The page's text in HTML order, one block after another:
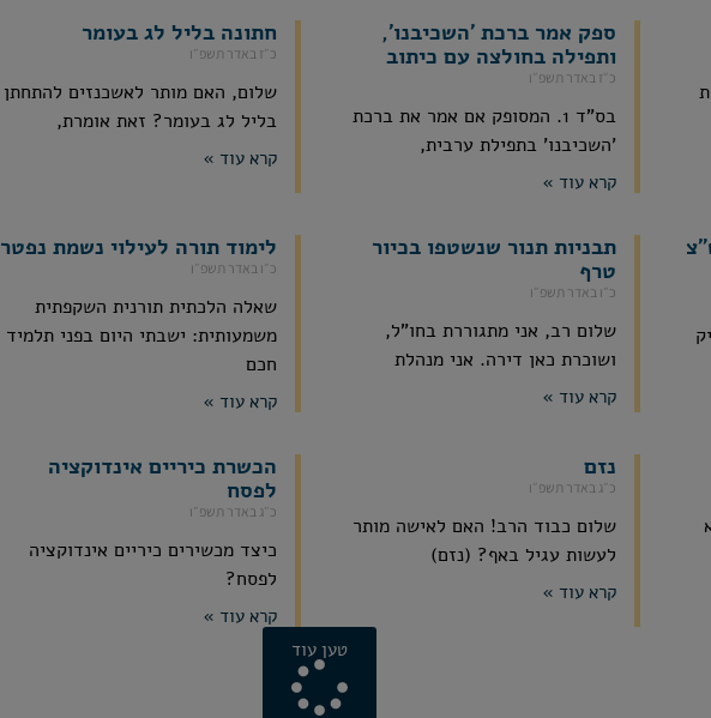
ספק אמר ברכת 'השכיבנו',
ותפילה בחולצה עם כיתוב
כ״ז באדר תשפ״ו
בס"ד 1. המסופק אם אמר את ברכת
'השכיבנו' בתפילת ערבית,
קרא עוד »
חתונה בליל לג בעומר
כ״ז באדר תשפ״ו
שלום, האם מותר לאשכנזים להתחתן
בליל לג בעומר? זאת אומרת,
קרא עוד »
תבניות תנור שנשטפו בכיור
טרף
כ״ו באדר תשפ״ו
שלום רב, אני מתגוררת בחו"ל,
ושוכרת כאן דירה. אני מנהלת
קרא עוד »
לימוד תורה לעילוי נשמת נפטר
כ״ו באדר תשפ״ו
שאלה הלכתית תורנית השקפתית
משמעותית: ישבתי היום בפני תלמיד
חכם
קרא עוד »
נזם
כ״ג באדר תשפ״ו
שלום כבוד הרב! האם לאישה מותר
לעשות עגיל באף? (נזם)
קרא עוד »
הכשרת כיריים אינדוקציה
לפסח
כ״ג באדר תשפ״ו
כיצד מכשירים כיריים אינדוקציה
לפסח?
קרא עוד »
טען עוד